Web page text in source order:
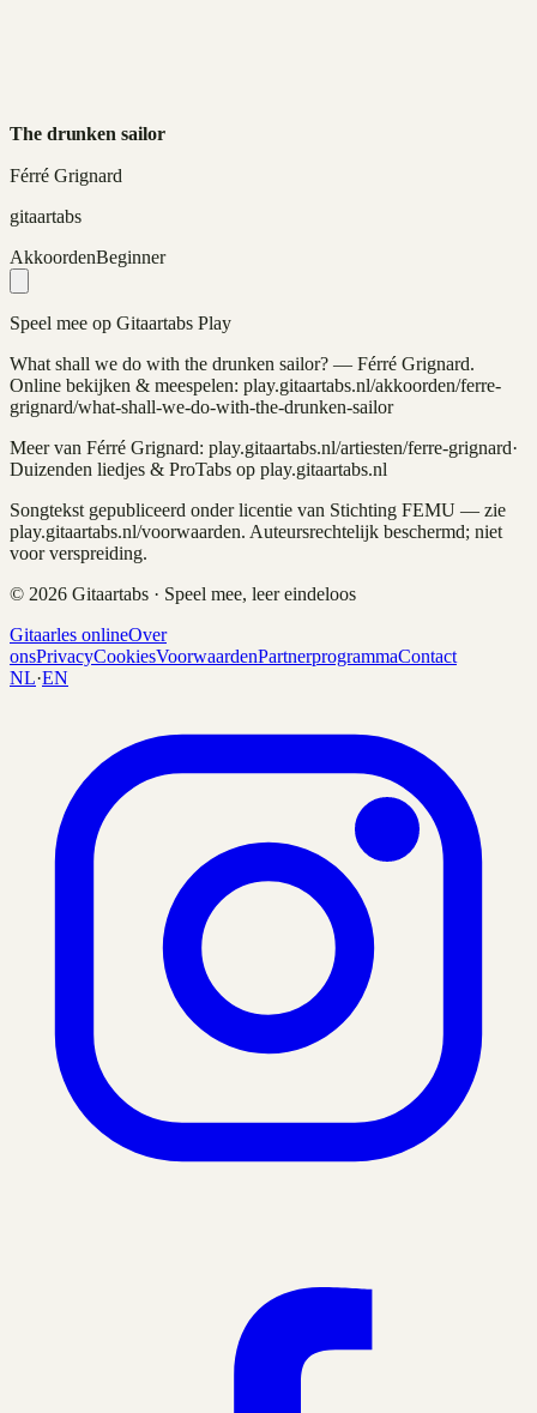
The drunken sailor
Férré Grignard
gitaartabs
AkkoordenBeginner
Speel mee op Gitaartabs Play
What shall we do with the drunken sailor? — Férré Grignard.
Online bekijken & meespelen: play.gitaartabs.nl/akkoorden/ferre-
grignard/what-shall-we-do-with-the-drunken-sailor
Meer van Férré Grignard: play.gitaartabs.nl/artiesten/ferre-grignard·
Duizenden liedjes & ProTabs op play.gitaartabs.nl
Songtekst gepubliceerd onder licentie van Stichting FEMU — zie
play.gitaartabs.nl/voorwaarden. Auteursrechtelijk beschermd; niet
voor verspreiding.
© 2026 Gitaartabs · Speel mee, leer eindeloos
Gitaarles onlineOver
onsPrivacyCookiesVoorwaardenPartnerprogrammaContact
NL·EN